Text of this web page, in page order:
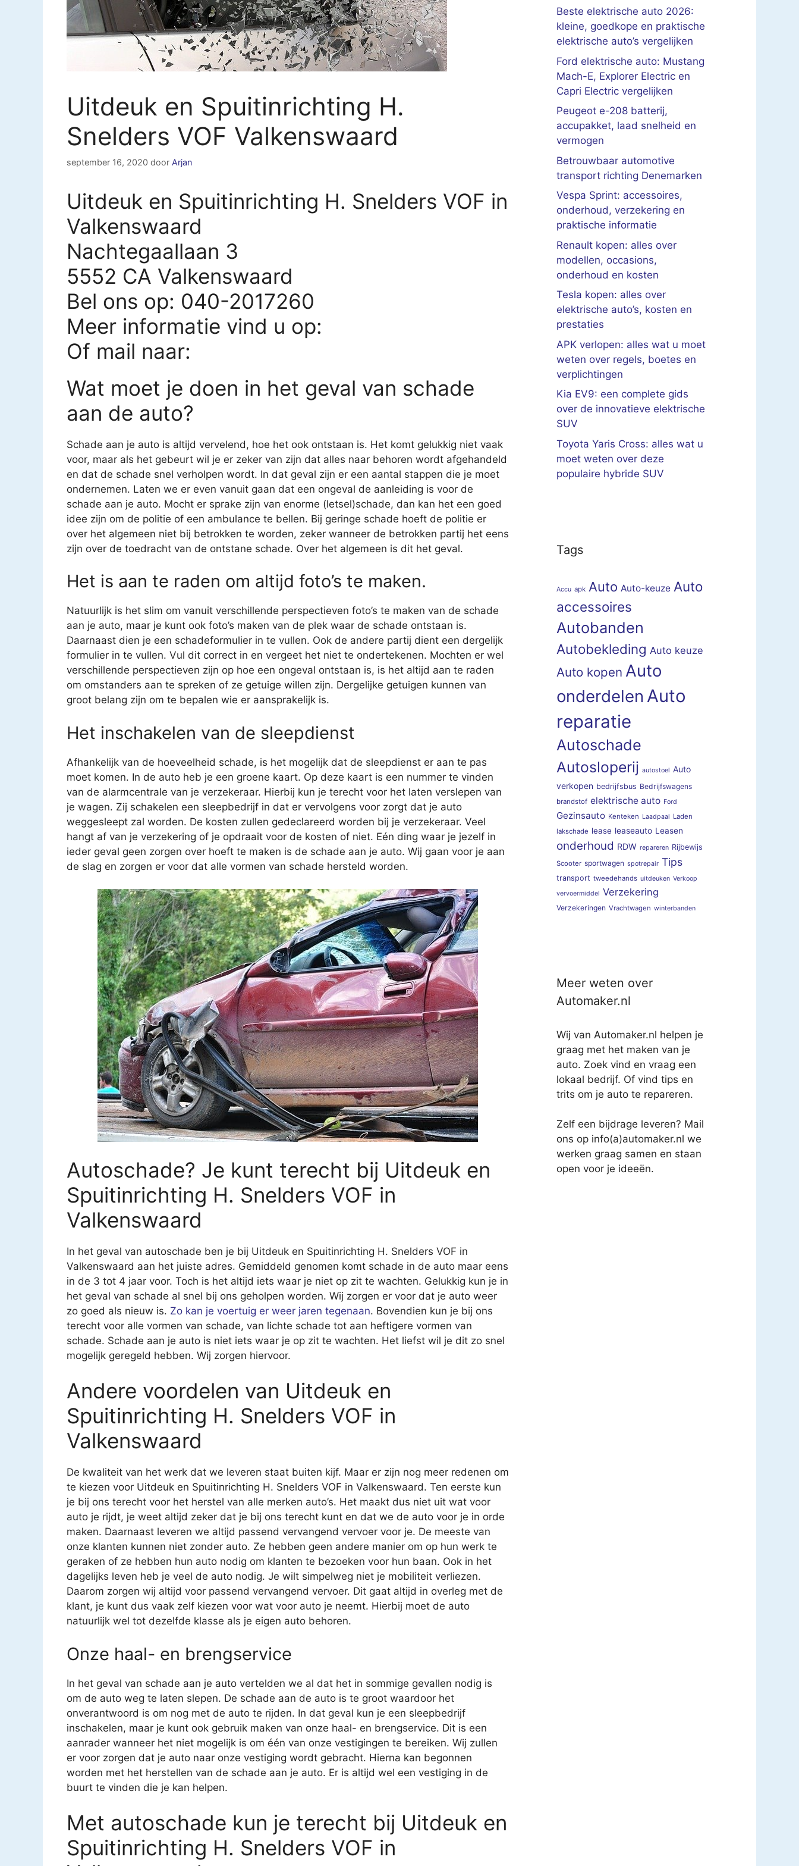
Uitdeuk en Spuitinrichting H.
Snelders VOF Valkenswaard
september 16, 2020 door Arjan
Uitdeuk en Spuitinrichting H. Snelders VOF in
Valkenswaard
Nachtegaallaan 3
5552 CA Valkenswaard
Bel ons op: 040-2017260
Meer informatie vind u op:
Of mail naar:
Wat moet je doen in het geval van schade
aan de auto?
Schade aan je auto is altijd vervelend, hoe het ook ontstaan is. Het komt gelukkig niet vaak
voor, maar als het gebeurt wil je er zeker van zijn dat alles naar behoren wordt afgehandeld
en dat de schade snel verholpen wordt. In dat geval zijn er een aantal stappen die je moet
ondernemen. Laten we er even vanuit gaan dat een ongeval de aanleiding is voor de
schade aan je auto. Mocht er sprake zijn van enorme (letsel)schade, dan kan het een goed
idee zijn om de politie of een ambulance te bellen. Bij geringe schade hoeft de politie er
over het algemeen niet bij betrokken te worden, zeker wanneer de betrokken partij het eens
zijn over de toedracht van de ontstane schade. Over het algemeen is dit het geval.
Het is aan te raden om altijd foto’s te maken.
Natuurlijk is het slim om vanuit verschillende perspectieven foto’s te maken van de schade
aan je auto, maar je kunt ook foto’s maken van de plek waar de schade ontstaan is.
Daarnaast dien je een schadeformulier in te vullen. Ook de andere partij dient een dergelijk
formulier in te vullen. Vul dit correct in en vergeet het niet te ondertekenen. Mochten er wel
verschillende perspectieven zijn op hoe een ongeval ontstaan is, is het altijd aan te raden
om omstanders aan te spreken of ze getuige willen zijn. Dergelijke getuigen kunnen van
groot belang zijn om te bepalen wie er aansprakelijk is.
Het inschakelen van de sleepdienst
Afhankelijk van de hoeveelheid schade, is het mogelijk dat de sleepdienst er aan te pas
moet komen. In de auto heb je een groene kaart. Op deze kaart is een nummer te vinden
van de alarmcentrale van je verzekeraar. Hierbij kun je terecht voor het laten verslepen van
je wagen. Zij schakelen een sleepbedrijf in dat er vervolgens voor zorgt dat je auto
weggesleept zal worden. De kosten zullen gedeclareerd worden bij je verzekeraar. Veel
hangt af van je verzekering of je opdraait voor de kosten of niet. Eén ding waar je jezelf in
ieder geval geen zorgen over hoeft te maken is de schade aan je auto. Wij gaan voor je aan
de slag en zorgen er voor dat alle vormen van schade hersteld worden.
Autoschade? Je kunt terecht bij Uitdeuk en
Spuitinrichting H. Snelders VOF in
Valkenswaard
In het geval van autoschade ben je bij Uitdeuk en Spuitinrichting H. Snelders VOF in
Valkenswaard aan het juiste adres. Gemiddeld genomen komt schade in de auto maar eens
in de 3 tot 4 jaar voor. Toch is het altijd iets waar je niet op zit te wachten. Gelukkig kun je in
het geval van schade al snel bij ons geholpen worden. Wij zorgen er voor dat je auto weer
zo goed als nieuw is. Zo kan je voertuig er weer jaren tegenaan. Bovendien kun je bij ons
terecht voor alle vormen van schade, van lichte schade tot aan heftigere vormen van
schade. Schade aan je auto is niet iets waar je op zit te wachten. Het liefst wil je dit zo snel
mogelijk geregeld hebben. Wij zorgen hiervoor.
Andere voordelen van Uitdeuk en
Spuitinrichting H. Snelders VOF in
Valkenswaard
De kwaliteit van het werk dat we leveren staat buiten kijf. Maar er zijn nog meer redenen om
te kiezen voor Uitdeuk en Spuitinrichting H. Snelders VOF in Valkenswaard. Ten eerste kun
je bij ons terecht voor het herstel van alle merken auto’s. Het maakt dus niet uit wat voor
auto je rijdt, je weet altijd zeker dat je bij ons terecht kunt en dat we de auto voor je in orde
maken. Daarnaast leveren we altijd passend vervangend vervoer voor je. De meeste van
onze klanten kunnen niet zonder auto. Ze hebben geen andere manier om op hun werk te
geraken of ze hebben hun auto nodig om klanten te bezoeken voor hun baan. Ook in het
dagelijks leven heb je veel de auto nodig. Je wilt simpelweg niet je mobiliteit verliezen.
Daarom zorgen wij altijd voor passend vervangend vervoer. Dit gaat altijd in overleg met de
klant, je kunt dus vaak zelf kiezen voor wat voor auto je neemt. Hierbij moet de auto
natuurlijk wel tot dezelfde klasse als je eigen auto behoren.
Onze haal- en brengservice
In het geval van schade aan je auto vertelden we al dat het in sommige gevallen nodig is
om de auto weg te laten slepen. De schade aan de auto is te groot waardoor het
onverantwoord is om nog met de auto te rijden. In dat geval kun je een sleepbedrijf
inschakelen, maar je kunt ook gebruik maken van onze haal- en brengservice. Dit is een
aanrader wanneer het niet mogelijk is om één van onze vestigingen te bereiken. Wij zullen
er voor zorgen dat je auto naar onze vestiging wordt gebracht. Hierna kan begonnen
worden met het herstellen van de schade aan je auto. Er is altijd wel een vestiging in de
buurt te vinden die je kan helpen.
Met autoschade kun je terecht bij Uitdeuk en
Spuitinrichting H. Snelders VOF in
Beste elektrische auto 2026:
kleine, goedkope en praktische
elektrische auto’s vergelijken
Ford elektrische auto: Mustang
Mach-E, Explorer Electric en
Capri Electric vergelijken
Peugeot e-208 batterij,
accupakket, laad snelheid en
vermogen
Betrouwbaar automotive
transport richting Denemarken
Vespa Sprint: accessoires,
onderhoud, verzekering en
praktische informatie
Renault kopen: alles over
modellen, occasions,
onderhoud en kosten
Tesla kopen: alles over
elektrische auto’s, kosten en
prestaties
APK verlopen: alles wat u moet
weten over regels, boetes en
verplichtingen
Kia EV9: een complete gids
over de innovatieve elektrische
SUV
Toyota Yaris Cross: alles wat u
moet weten over deze
populaire hybride SUV
Tags
Accu apk Auto Auto-keuze Auto
accessoires
Autobanden
Autobekleding Auto keuze
Auto kopen Auto
onderdelen Auto
reparatie
Autoschade
Autosloperij autostoel Auto
verkopen bedrijfsbus Bedrijfswagens
brandstof elektrische auto Ford
Gezinsauto Kenteken Laadpaal Laden
lakschade lease leaseauto Leasen
onderhoud RDW repareren Rijbewijs
Scooter sportwagen spotrepair Tips
transport tweedehands uitdeuken Verkoop
vervoermiddel Verzekering
Verzekeringen Vrachtwagen winterbanden
Meer weten over
Automaker.nl
Wij van Automaker.nl helpen je
graag met het maken van je
auto. Zoek vind en vraag een
lokaal bedrijf. Of vind tips en
trits om je auto te repareren.
Zelf een bijdrage leveren? Mail
ons op info(a)automaker.nl we
werken graag samen en staan
open voor je ideeën.